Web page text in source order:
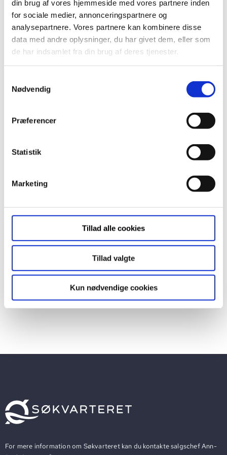
din brug af vores hjemmeside med vores partnere inden
for sociale medier, annonceringspartnere og
analysepartnere. Vores partnere kan kombinere disse
data med andre oplysninger, du har givet dem, eller som
de har indsamlet fra din brug af deres tjenester.
Nødvendig
Præferencer
Statistik
Marketing
Tillad alle cookies
Tillad valgte
Kun nødvendige cookies
Søgræsgade 78
For mere information om Søkvarteret kan du kontakte salgschef Ann-